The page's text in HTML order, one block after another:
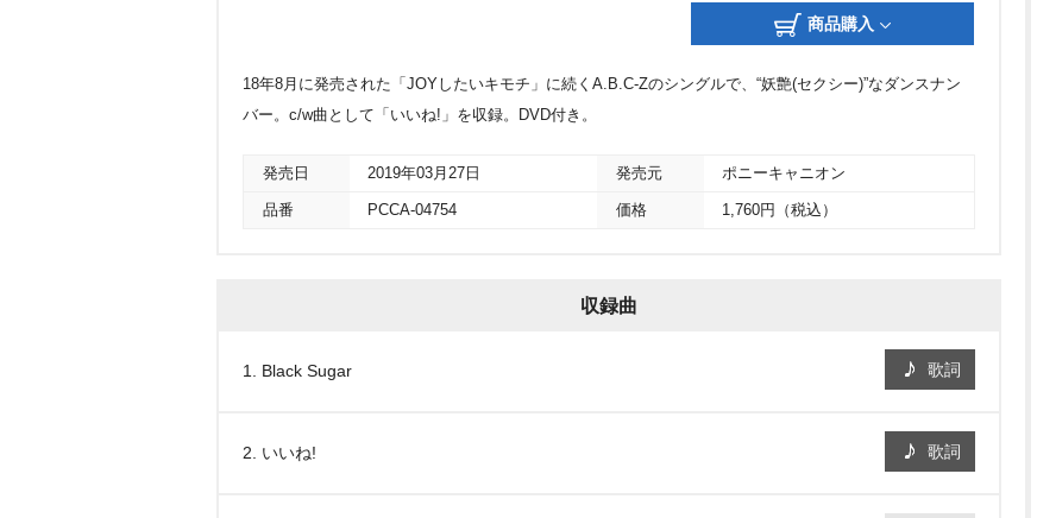
商品購入
18年8月に発売された「JOYしたいキモチ」に続くA.B.C-Zのシングルで、“妖艶(セクシー)”なダンスナン
バー。c/w曲として「いいね!」を収録。DVD付き。
発売日 2019年03月27日 発売元 ポニーキャニオン
品番 PCCA-04754 価格 1,760円（税込）
収録曲
1. Black Sugar 歌詞
2. いいね! 歌詞